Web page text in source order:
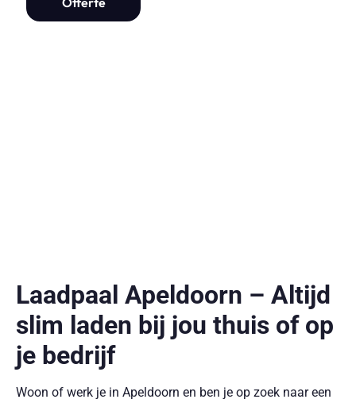
Laadpaal Apeldoorn – Altijd
slim laden bij jou thuis of op
je bedrijf
Woon of werk je in Apeldoorn en ben je op zoek naar een